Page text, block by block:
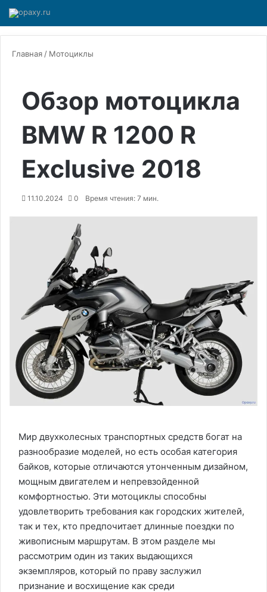
Главная / Мотоциклы
Обзор мотоцикла
BMW R 1200 R
Exclusive 2018
11.10.2024 0 Время чтения: 7 мин.
Мир двухколесных транспортных средств богат на
разнообразие моделей, но есть особая категория
байков, которые отличаются утонченным дизайном,
мощным двигателем и непревзойденной
комфортностью. Эти мотоциклы способны
удовлетворить требования как городских жителей,
так и тех, кто предпочитает длинные поездки по
живописным маршрутам. В этом разделе мы
рассмотрим один из таких выдающихся
экземпляров, который по праву заслужил
признание и восхищение как среди